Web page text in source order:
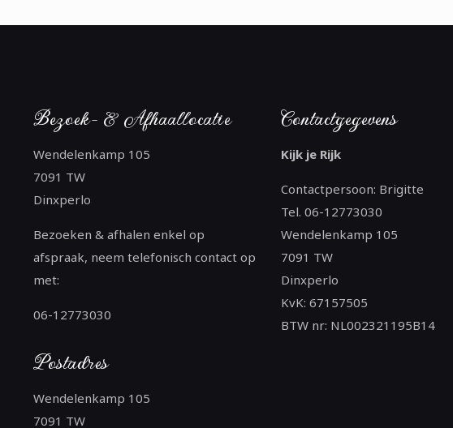
Bezoek- & Afhaallocatie
Wendelenkamp 105
7091 TW
Dinxperlo
Bezoeken & afhalen enkel op
afspraak, neem telefonisch contact op
met:
06-12773030
Postadres
Wendelenkamp 105
7091 TW
Contactgegevens
Kijk je Rijk
Contactpersoon: Brigitte
Tel. 06-12773030
Wendelenkamp 105
7091 TW
Dinxperlo
KvK: 67157505
BTW nr: NL002321195B14